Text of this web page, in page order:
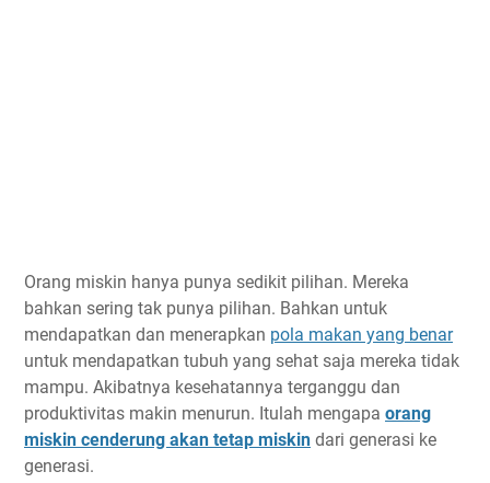
Orang miskin hanya punya sedikit pilihan. Mereka
bahkan sering tak punya pilihan. Bahkan untuk
mendapatkan dan menerapkan pola makan yang benar
untuk mendapatkan tubuh yang sehat saja mereka tidak
mampu. Akibatnya kesehatannya terganggu dan
produktivitas makin menurun. Itulah mengapa orang
miskin cenderung akan tetap miskin dari generasi ke
generasi.